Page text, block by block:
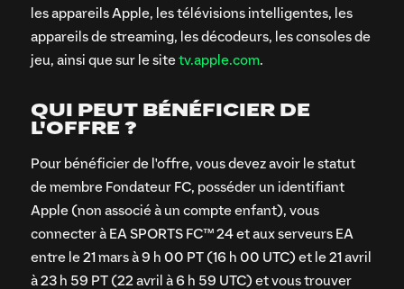
les appareils Apple, les télévisions intelligentes, les
appareils de streaming, les décodeurs, les consoles de
jeu, ainsi que sur le sitetv.apple.com.
QUI PEUT BÉNÉFICIER DE
L'OFFRE ?
Pour bénéficier de l'offre, vous devez avoir le statut
de membre Fondateur FC, posséder un identifiant
Apple (non associé à un compte enfant), vous
connecter à EA SPORTS FC™ 24 et aux serveurs EA
entre le 21 mars à 9 h 00 PT (16 h 00 UTC) et le 21 avril
à 23 h 59 PT (22 avril à 6 h 59 UTC) et vous trouver